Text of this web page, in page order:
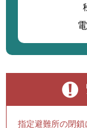
指定避難所の閉鎖